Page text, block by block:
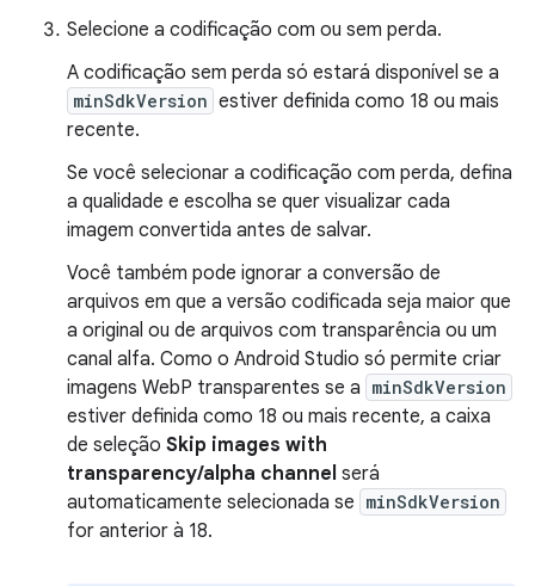
Selecione a codificação com ou sem perda.
A codificação sem perda só estará disponível se a
minSdkVersion estiver definida como 18 ou mais
recente.
Se você selecionar a codificação com perda, defina
a qualidade e escolha se quer visualizar cada
imagem convertida antes de salvar.
Você também pode ignorar a conversão de
arquivos em que a versão codificada seja maior que
a original ou de arquivos com transparência ou um
canal alfa. Como o Android Studio só permite criar
imagens WebP transparentes se a minSdkVersion
estiver definida como 18 ou mais recente, a caixa
de seleção Skip images with
transparency/alpha channel será
automaticamente selecionada se minSdkVersion
for anterior à 18.